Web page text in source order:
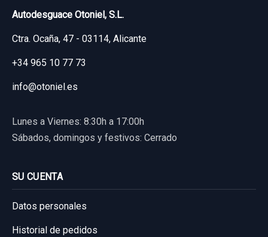
AMORTIGUADOR DELANTERO DERECHO
usado.
AMBIENTE
Ref:765866
Autodesguace Otoniel, S.L.
Ctra. Ocaña, 47 - 03114, Alicante
+34 965 10 77 73
info@otoniel.es
Lunes a Viernes: 8:30h a 17:00h
Sábados, domingos y festivos: Cerrado
SU CUENTA
Datos personales
Historial de pedidos